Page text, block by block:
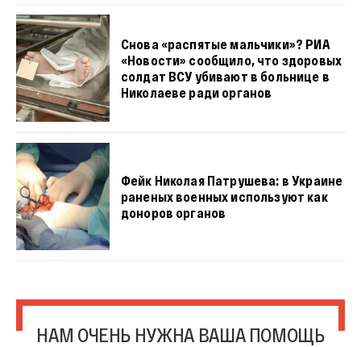
Снова «распятые мальчики»? РИА
«Новости» сообщило, что здоровых
солдат ВСУ убивают в больнице в
Николаеве ради органов
Фейк Николая Патрушева: в Украине
раненых военных используют как
доноров органов
НАМ ОЧЕНЬ НУЖНА ВАША ПОМОЩЬ